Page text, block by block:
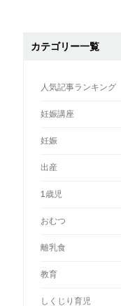
カテゴリー一覧
人気記事ランキング
妊娠講座
妊娠
出産
1歳児
おむつ
離乳食
教育
しくじり育児